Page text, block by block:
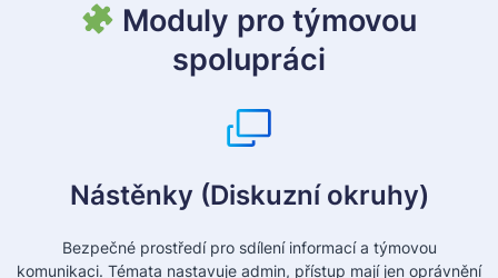
Moduly pro týmovou
spolupráci
Nástěnky (Diskuzní okruhy)
Bezpečné prostředí pro sdílení informací a týmovou
komunikaci. Témata nastavuje admin, přístup mají jen oprávnění